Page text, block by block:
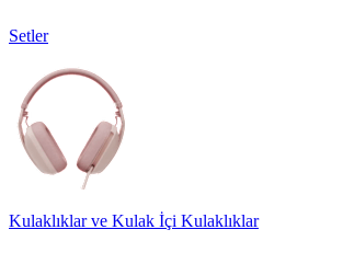
Setler
Kulaklıklar ve Kulak İçi Kulaklıklar